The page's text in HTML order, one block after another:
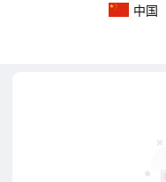
中国